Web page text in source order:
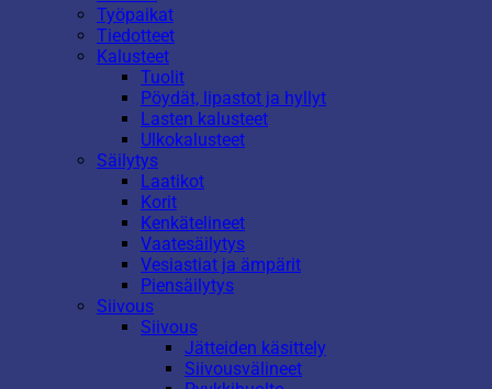
Työpaikat
Tiedotteet
Kalusteet
Tuolit
Pöydät, lipastot ja hyllyt
Lasten kalusteet
Ulkokalusteet
Säilytys
Laatikot
Korit
Kenkätelineet
Vaatesäilytys
Vesiastiat ja ämpärit
Piensäilytys
Siivous
Siivous
Jätteiden käsittely
Siivousvälineet